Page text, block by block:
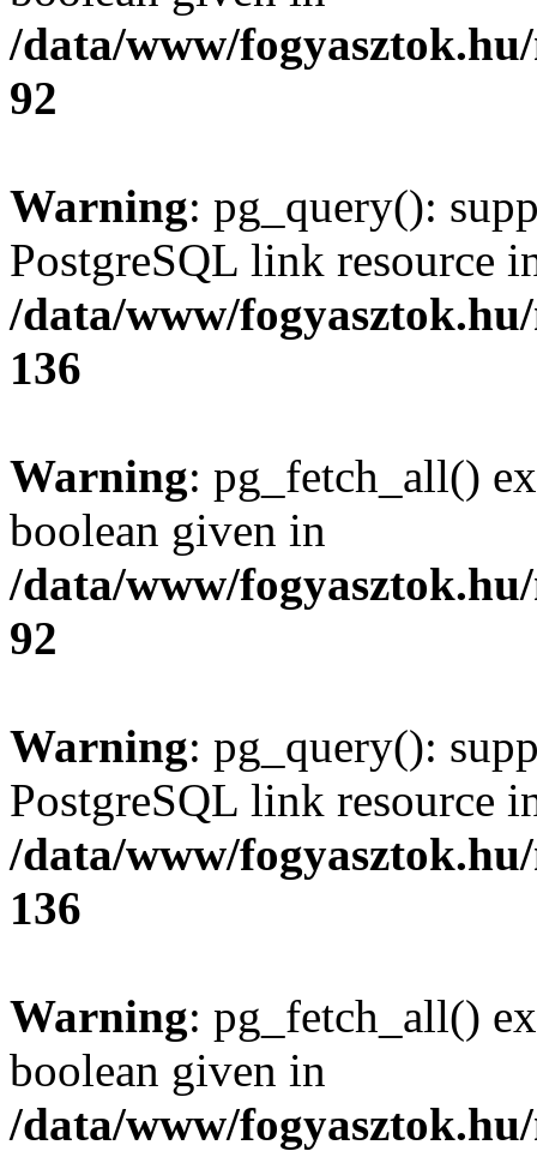
/data/www/
92
Warning: pg_query():
PostgreSQL link resource
/data/www/
136
Warning: pg_fetch_all()
boolean given in
/data/www/
92
Warning: pg_query():
PostgreSQL link resource
/data/www/
136
Warning: pg_fetch_all()
boolean given in
/data/www/